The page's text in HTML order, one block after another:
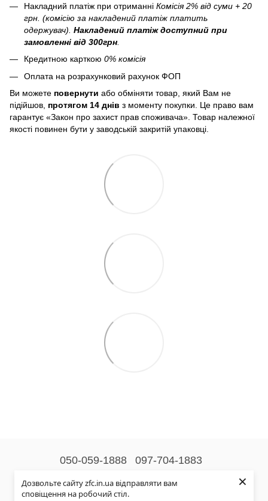
Дозвольте сайту zfc.in.ua відправляти вам
сповіщення на робочий стіл.
×
Накладний платіж при отриманні Комісія 2% від суми + 20
грн. (комісію за накладений платіж платить
одержувач). Накладений платіж доступний при
замовленні від 300грн
Кредитною карткою 0% комісія
Оплата на розрахунковий рахунок ФОП
Ви можете повернути або обміняти товар, який Вам не
підійшов, протягом 14 днів з моменту покупки. Це право вам
гарантує «Закон про захист прав споживача». Товар належної
якості повинен бути у заводській закритій упаковці.
050-059-1888 097-704-1883
Контактна інформація